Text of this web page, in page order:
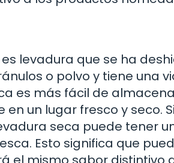
levadura que se ha
o polvo y tiene una
es más fácil de
un lugar fresco y seco.
seca puede tener
Esto significa que